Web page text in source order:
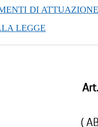
al 08/01/2017
DI ATTUAZIONE
LEGGE
(